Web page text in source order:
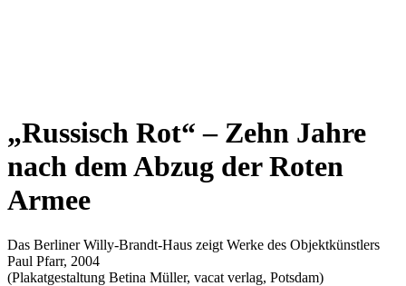
„Russisch Rot“ – Zehn Jahre
nach dem Abzug der Roten
Armee
Das Berliner Willy-Brandt-Haus zeigt Werke des Objektkünstlers
Paul Pfarr, 2004
(Plakatgestaltung Betina Müller, vacat verlag, Potsdam)